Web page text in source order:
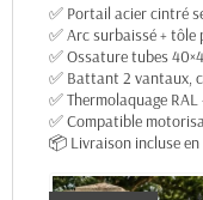
✅ Portail acier cintré
✅ Arc surbaissé +
✅ Ossature tubes
✅ Battant 2 vantaux,
✅ Thermolaquage
✅ Compatible
📦 Livraison incluse en